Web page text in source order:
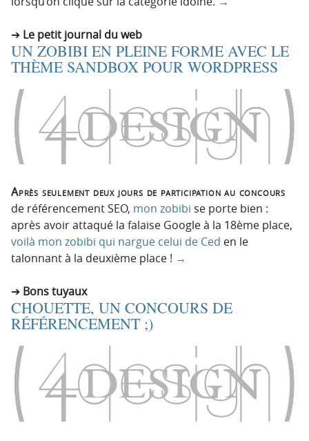
Le petit journal du web
UN ZOBIBI EN PLEINE FORME AVEC LE
THÈME SANDBOX POUR WORDPRESS
Après seulement deux jours de participation au concours
de référencement SEO, mon zobibi se porte bien :
après avoir attaqué la falaise Google à la 18ème place,
voilà mon zobibi qui nargue celui de Ced en le
talonnant à la deuxième place ! →
Bons tuyaux
CHOUETTE, UN CONCOURS DE
RÉFÉRENCEMENT ;)